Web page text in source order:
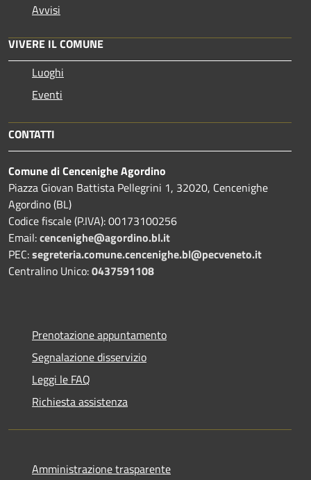
Avvisi
VIVERE IL COMUNE
Luoghi
Eventi
CONTATTI
Comune di Cencenighe Agordino
Piazza Giovan Battista Pellegrini 1, 32020, Cencenighe
Agordino (BL)
Codice fiscale (P.IVA): 00173100256
Email:cencenighe@agordino.bl.it
PEC:segreteria.comune.cencenighe.bl@pecveneto.it
Centralino Unico:0437591108
Prenotazione appuntamento
Segnalazione disservizio
Leggi le FAQ
Richiesta assistenza
Amministrazione trasparente